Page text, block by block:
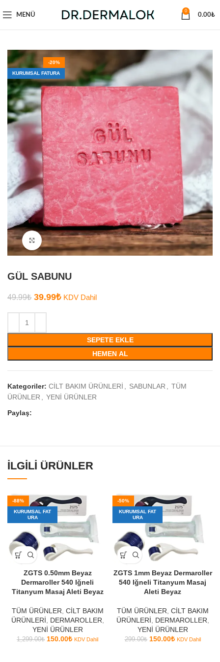
MENÜ
0
0.00₺
-20%
KURUMSAL FATURA
Büyütmek için tıklayın
GÜL SABUNU
49.99₺ 39.99₺ KDV Dahil
SEPETE EKLE
HEMEN AL
Kategoriler: CİLT BAKIM ÜRÜNLERİ SABUNLAR
TÜM
ÜRÜNLER
YENİ ÜRÜNLER
Paylaş:
İLGILI ÜRÜNLER
-88%
KURUMSAL FAT
URA
ZGTS 0.50mm Beyaz
Dermaroller 540 Iğneli
Titanyum Masaj Aleti Beyaz
TÜM ÜRÜNLER CİLT BAKIM
ÜRÜNLERİ
DERMAROLLER
YENİ ÜRÜNLER
1,299.00₺ 150.00₺ KDV Dahil
-50%
KURUMSAL FAT
URA
ZGTS 1mm Beyaz Dermaroller
540 Iğneli Titanyum Masaj
Aleti Beyaz
TÜM ÜRÜNLER CİLT BAKIM
ÜRÜNLERİ
DERMAROLLER
YENİ ÜRÜNLER
299.00₺ 150.00₺ KDV Dahil